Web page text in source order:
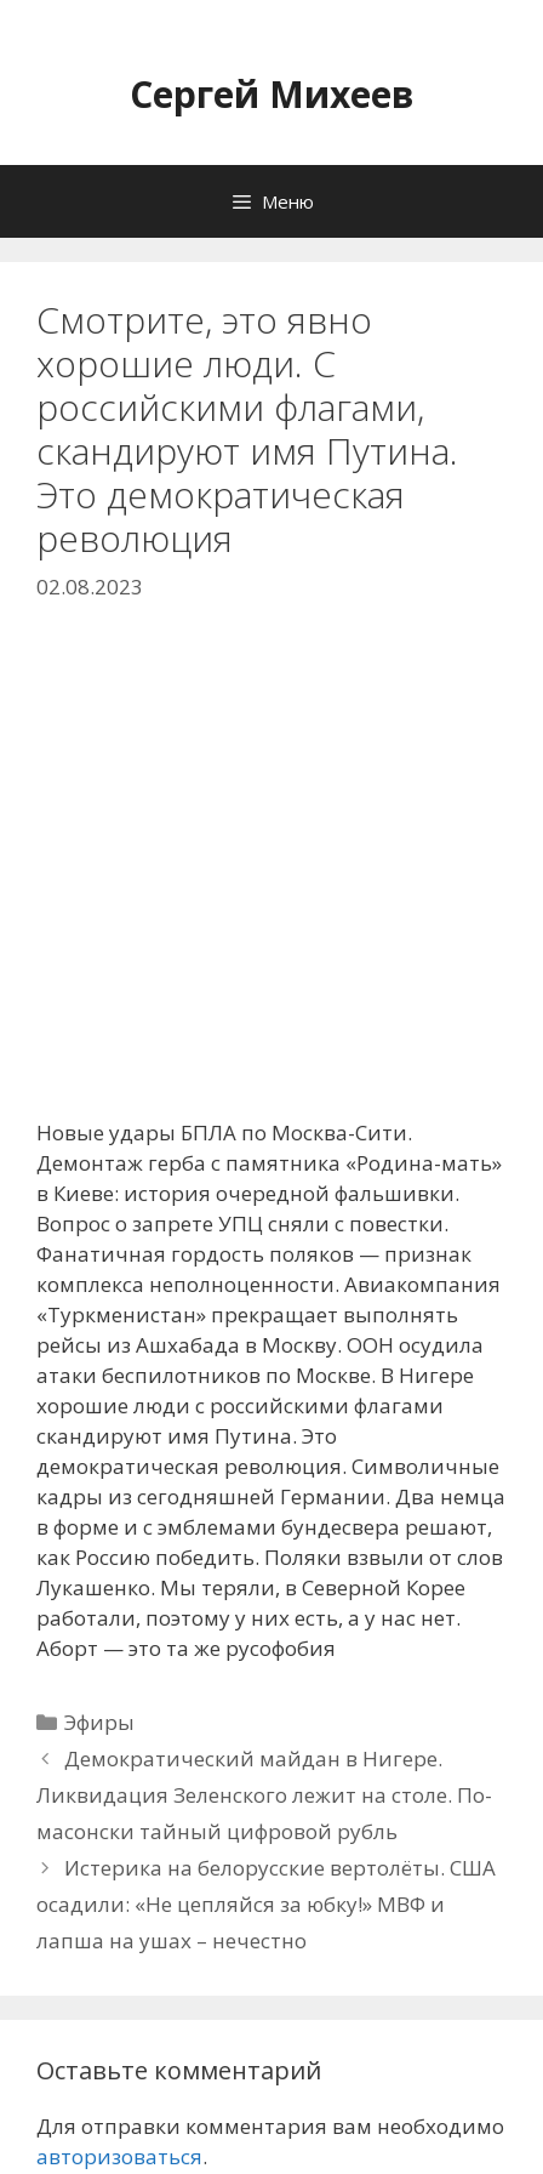
содержимомуСергей Михеев
Меню
Смотрите, это явно
хорошие люди. С
российскими флагами,
скандируют имя Путина.
Это демократическая
революция
02.08.2023
Новые удары БПЛА по Москва-Сити.
Демонтаж герба с памятника «Родина-мать»
в Киеве: история очередной фальшивки.
Вопрос о запрете УПЦ сняли с повестки.
Фанатичная гордость поляков — признак
комплекса неполноценности. Авиакомпания
«Туркменистан» прекращает выполнять
рейсы из Ашхабада в Москву. ООН осудила
атаки беспилотников по Москве. В Нигере
хорошие люди с российскими флагами
скандируют имя Путина. Это
демократическая революция. Символичные
кадры из сегодняшней Германии. Два немца
в форме и с эмблемами бундесвера решают,
как Россию победить. Поляки взвыли от слов
Лукашенко. Мы теряли, в Северной Корее
работали, поэтому у них есть, а у нас нет.
Аборт — это та же русофобия
Рубрики
Эфиры
Демократический майдан в Нигере.
Ликвидация Зеленского лежит на столе. По-
масонски тайный цифровой рубль
Истерика на белорусские вертолёты. США
осадили: «Не цепляйся за юбку!» МВФ и
лапша на ушах – нечестно
Оставьте комментарий
Для отправки комментария вам необходимо
авторизоваться.